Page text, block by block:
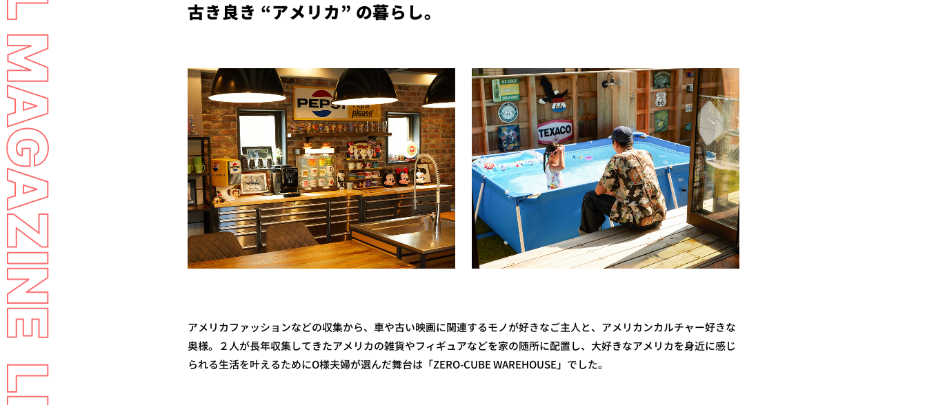
古き良き “アメリカ” の暮らし。
アメリカファッションなどの収集から、車や古い映画に関連するモノが好きなご主人と、アメリカンカルチャー好きな
奥様。２人が長年収集してきたアメリカの雑貨やフィギュアなどを家の随所に配置し、大好きなアメリカを身近に感じ
られる生活を叶えるためにO様夫婦が選んだ舞台は「ZERO-CUBE WAREHOUSE」でした。